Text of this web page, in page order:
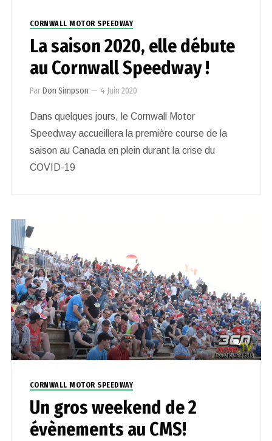
CORNWALL MOTOR SPEEDWAY
La saison 2020, elle débute
au Cornwall Speedway !
ParDon Simpson — 4 Juin 2020
Dans quelques jours, le Cornwall Motor
Speedway accueillera la première course de la
saison au Canada en plein durant la crise du
COVID-19
0
CORNWALL MOTOR SPEEDWAY
Un gros weekend de 2
évènements au CMS!